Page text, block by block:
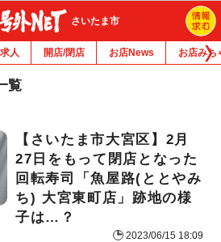
さいたま市
求人 開店/閉店 お店News お店みち
覧
【さいたま市大宮区】2月
27日をもって閉店となった
回転寿司「魚屋路(ととやみ
ち) 大宮東町店」跡地の様
子は…？
2023/06/15 18:09